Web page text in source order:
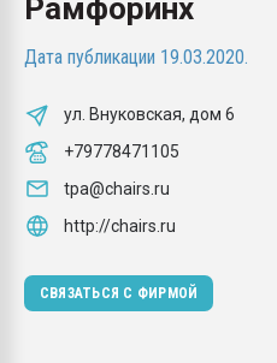
Рамфоринх
Дата публикации 19.03.2020.
ул. Внуковская, дом 6
+79778471105
tpa@chairs.ru
http://chairs.ru
СВЯЗАТЬСЯ С ФИРМОЙ